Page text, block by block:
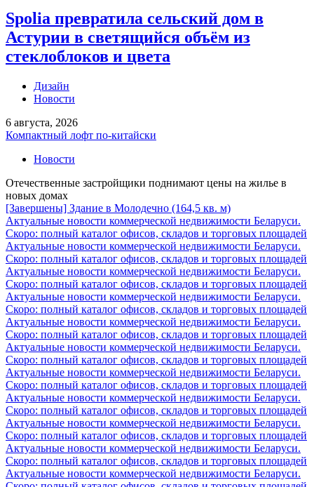
Spolia превратила сельский дом в
Астурии в светящийся объём из
стеклоблоков и цвета
Дизайн
Новости
6 августа, 2026
Компактный лофт по-китайски
Новости
Отечественные застройщики поднимают цены на жилье в
новых домах
[Завершены] Здание в Молодечно (164,5 кв. м)
Актуальные новости коммерческой недвижимости Беларуси.
Скоро: полный каталог офисов, складов и торговых площадей
Актуальные новости коммерческой недвижимости Беларуси.
Скоро: полный каталог офисов, складов и торговых площадей
Актуальные новости коммерческой недвижимости Беларуси.
Скоро: полный каталог офисов, складов и торговых площадей
Актуальные новости коммерческой недвижимости Беларуси.
Скоро: полный каталог офисов, складов и торговых площадей
Актуальные новости коммерческой недвижимости Беларуси.
Скоро: полный каталог офисов, складов и торговых площадей
Актуальные новости коммерческой недвижимости Беларуси.
Скоро: полный каталог офисов, складов и торговых площадей
Актуальные новости коммерческой недвижимости Беларуси.
Скоро: полный каталог офисов, складов и торговых площадей
Актуальные новости коммерческой недвижимости Беларуси.
Скоро: полный каталог офисов, складов и торговых площадей
Актуальные новости коммерческой недвижимости Беларуси.
Скоро: полный каталог офисов, складов и торговых площадей
Актуальные новости коммерческой недвижимости Беларуси.
Скоро: полный каталог офисов, складов и торговых площадей
Актуальные новости коммерческой недвижимости Беларуси.